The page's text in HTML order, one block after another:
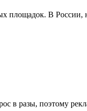
В России,
в разы, поэтому